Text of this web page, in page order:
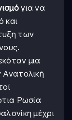
για να
και
των
μια
Ανατολική
Ρωσία
μέχρι